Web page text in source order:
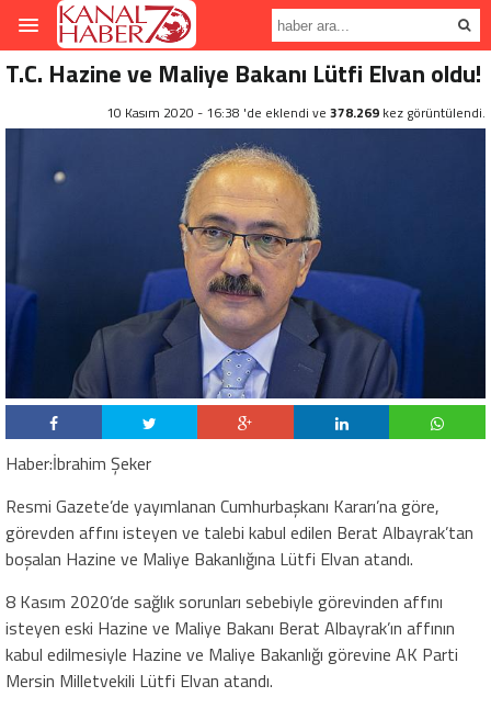
T.C. Hazine ve Maliye Bakanı Lütfi Elvan oldu!
10 Kasım 2020 - 16:38 'de eklendi ve 378.269 kez görüntülendi.
Haber:İbrahim Şeker
Resmi Gazete’de yayımlanan Cumhurbaşkanı Kararı’na göre,
görevden affını isteyen ve talebi kabul edilen Berat Albayrak’tan
boşalan Hazine ve Maliye Bakanlığına Lütfi Elvan atandı.
8 Kasım 2020’de sağlık sorunları sebebiyle görevinden affını
isteyen eski Hazine ve Maliye Bakanı Berat Albayrak’ın affının
kabul edilmesiyle Hazine ve Maliye Bakanlığı görevine AK Parti
Mersin Milletvekili Lütfi Elvan atandı.